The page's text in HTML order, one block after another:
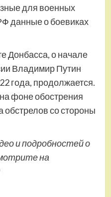
для военных
данные о боевиках
Донбасса, о начале
Владимир Путин
года, продолжается.
фоне обострения
обстрелов со стороны
и подробностей о
на